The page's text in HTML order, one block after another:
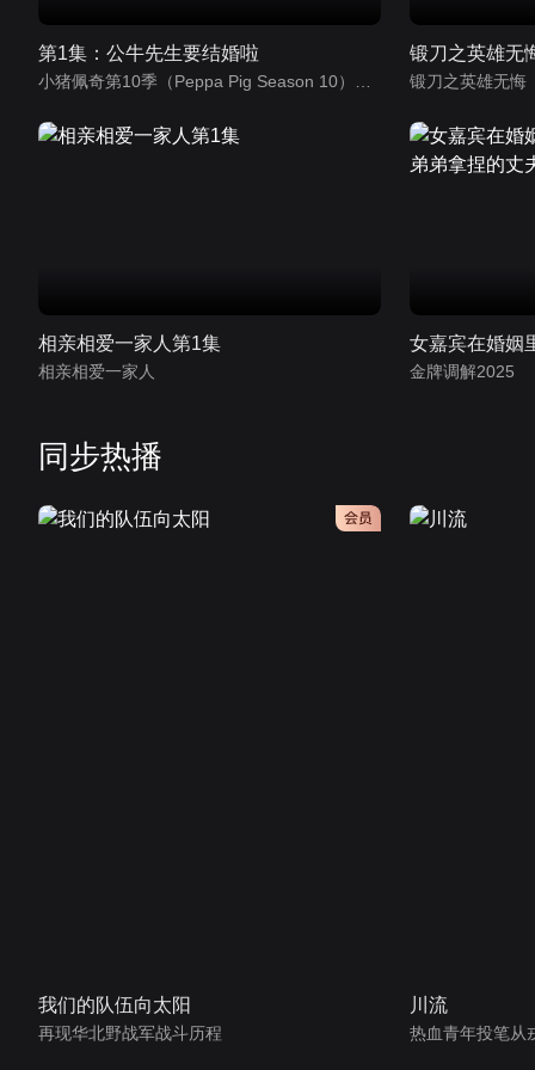
第1集：公牛先生要结婚啦
小猪佩奇第10季（Peppa Pig Season 10）（中文版） 有声音频
锻刀之英雄无
锻刀之英雄无悔
相亲相爱一家人第1集
相亲相爱一家人 金牌调解2025
同步热播
会员
我们的队伍向太阳
再现华北野战军战斗历程
川流
热血青年投笔从